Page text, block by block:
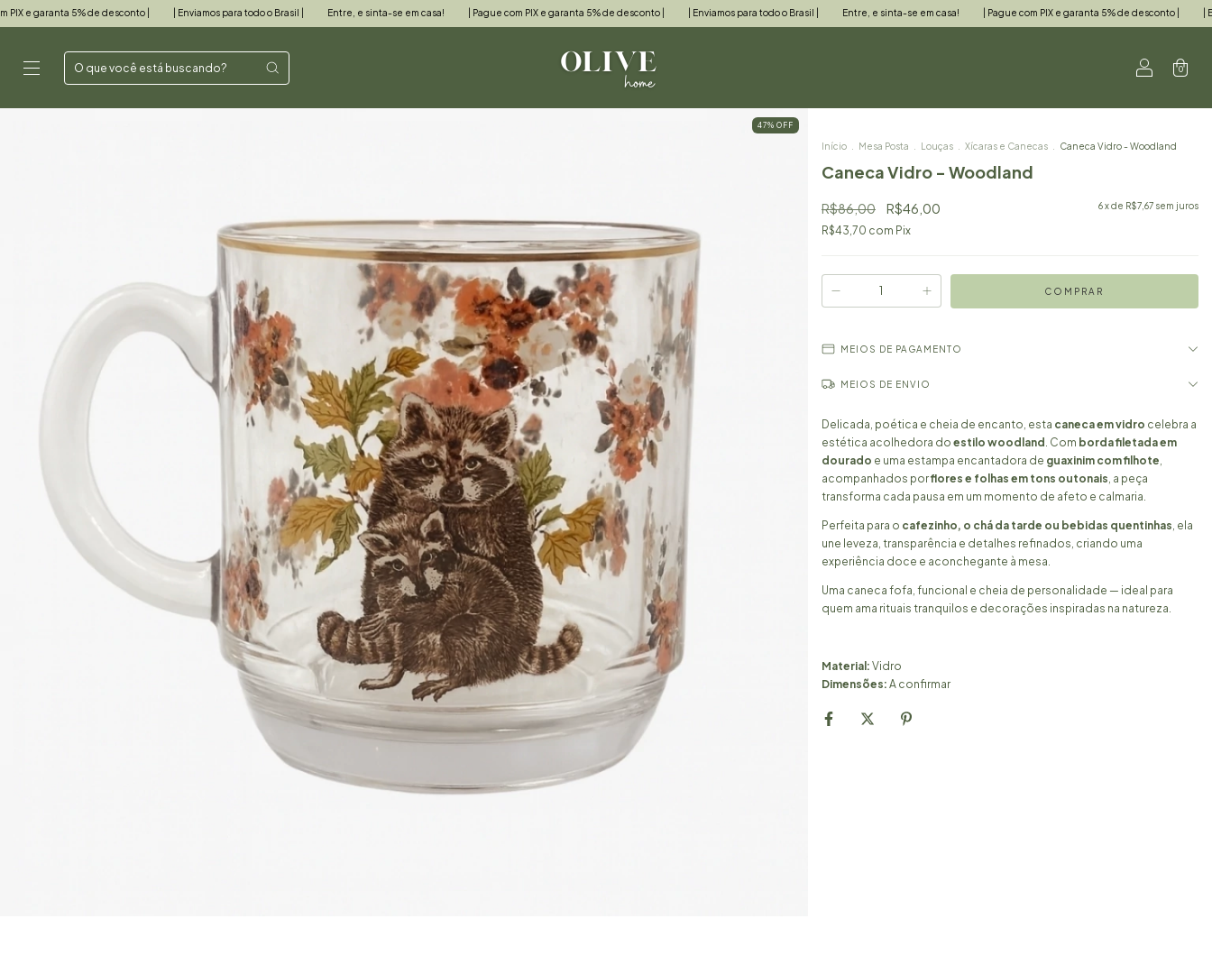
| | Enviamos para todo o Brasil | Entre, e sinta-se em casa! | Pague com PIX e garanta 5% de desconto | | Enviamos para todo o Brasil | Entre, e sinta-se em casa! | Pague com PIX e garanta 5% de desconto | | Enviamos para todo o
0
47% OFF
Início Mesa Posta Louças Xícaras e Canecas Caneca Vidro - Woodland
Caneca Vidro - Woodland
R$86,00 R$46,00 6x de R$7,67 sem juros
R$43,70 com Pix
MEIOS DE PAGAMENTO
MEIOS DE ENVIO
Delicada, poética e cheia de encanto, esta caneca em vidro celebra a
estética acolhedora do estilo woodland . Com borda filetada em
dourado e uma estampa encantadora de guaxinim com filhote,
acompanhados porflores e folhas em tons outonais, a peça
transforma cada pausa em um momento de afeto e calmaria.
Perfeita para o cafezinho, o chá da tarde ou bebidas quentinhas, ela
une leveza, transparência e detalhes refinados, criando uma
experiência doce e aconchegante à mesa.
Uma caneca fofa, funcional e cheia de personalidade — ideal para
quem ama rituais tranquilos e decorações inspiradas na natureza.
Material: Vidro
Dimensões: A confirmar